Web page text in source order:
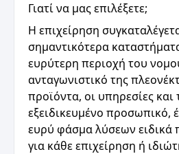
Γιατί να μας επιλέξετε;
Η επιχείρηση
σημαντικότερα
ευρύτερη περιοχή του
ανταγωνιστικό της
προϊόντα, οι υπηρεσίες και
εξειδικευμένο προσωπικό,
ευρύ φάσμα λύσεων ειδικά
για κάθε επιχείρηση ή